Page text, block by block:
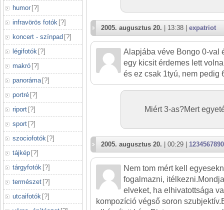
humor [?]
infravörös fotók [?]
koncert - színpad [?]
légifotók [?]
makró [?]
panoráma [?]
portré [?]
riport [?]
sport [?]
szociofotók [?]
tájkép [?]
tárgyfotók [?]
természet [?]
utcaifotók [?]
2005. augusztus 20. | 13:38 | expatriot
Alapjába véve Bongo 0-val
egy kicsit érdemes lett
és ez csak 1tyú, nem pedig
Miért 3-as?Mert
2005. augusztus 20. | 00:29 | 1234567890
Nem tom mért kell
fogalmazni,
elveket, ha elhivatottsága
kompozíció végső soron